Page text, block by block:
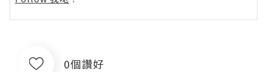
0個讚好